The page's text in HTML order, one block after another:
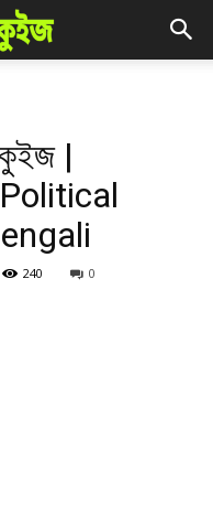
কুইজ |
240 0